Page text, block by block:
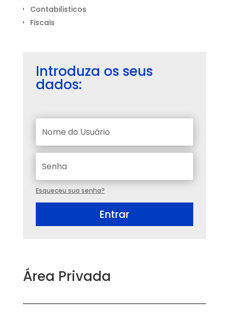
Contabilisticos
Fiscais
Introduza os seus
dados:
Esqueceu sua senha?
Entrar
Área Privada